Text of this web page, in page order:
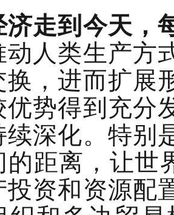
走到今天，
人类生产方
，进而扩展
优势得到充分
深化。特别
的距离，让世
投资和资源配